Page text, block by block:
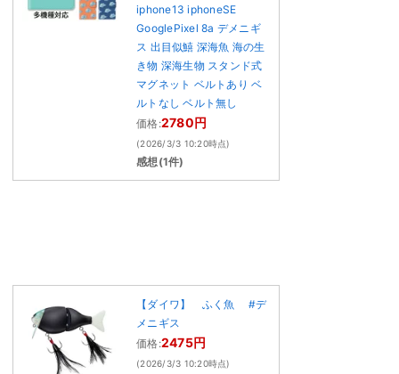
iphone13 iphoneSE
GooglePixel 8a デメニギ
ス 出目似鱚 深海魚 海の生
き物 深海生物 スタンド式
マグネット ベルトあり ベ
ルトなし ベルト無し
価格:2780円
(2026/3/3 10:20時点)
感想(1件)
【ダイワ】 ふく魚 #デ
メニギス
価格:2475円
(2026/3/3 10:20時点)